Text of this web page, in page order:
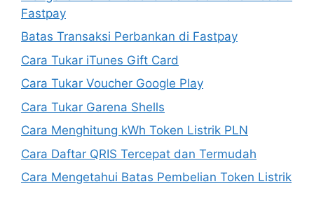
Fastpay
Batas Transaksi Perbankan di Fastpay
Cara Tukar iTunes Gift Card
Cara Tukar Voucher Google Play
Cara Tukar Garena Shells
Cara Menghitung kWh Token Listrik PLN
Cara Daftar QRIS Tercepat dan Termudah
Cara Mengetahui Batas Pembelian Token Listrik